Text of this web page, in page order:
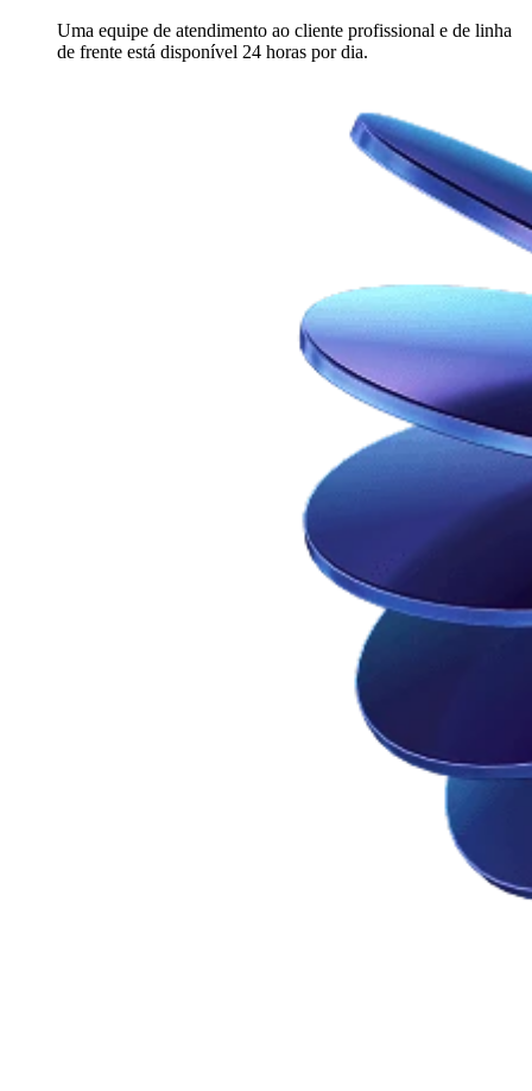
Uma equipe de atendimento ao cliente profissional e de linha
de frente está disponível 24 horas por dia.